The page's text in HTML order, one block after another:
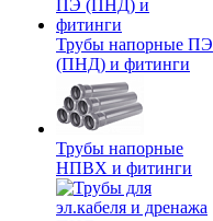
Трубы напорные ПЭ
(ПНД) и фитинги
Трубы напорные
НПВХ и фитинги